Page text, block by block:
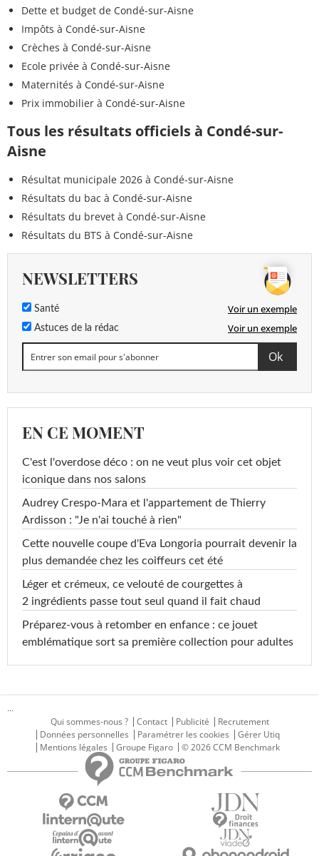
Dette et budget de Condé-sur-Aisne
Impôts à Condé-sur-Aisne
Crèches à Condé-sur-Aisne
Ecole privée à Condé-sur-Aisne
Maternités à Condé-sur-Aisne
Prix immobilier à Condé-sur-Aisne
Tous les résultats officiels à Condé-sur-
Aisne
Résultat municipale 2026 à Condé-sur-Aisne
Résultats du bac à Condé-sur-Aisne
Résultats du brevet à Condé-sur-Aisne
Résultats du BTS à Condé-sur-Aisne
NEWSLETTERS
Santé Voir un exemple
Astuces de la rédac Voir un exemple
EN CE MOMENT
C'est l'overdose déco : on ne veut plus voir cet objet
iconique dans nos salons
Audrey Crespo-Mara et l'appartement de Thierry
Ardisson : "Je n'ai touché à rien"
Cette nouvelle coupe d'Eva Longoria pourrait devenir la
plus demandée chez les coiffeurs cet été
Léger et crémeux, ce velouté de courgettes à
2 ingrédients passe tout seul quand il fait chaud
Préparez-vous à retomber en enfance : ce jouet
emblématique sort sa première collection pour adultes
...
Qui sommes-nous ?
Contact Publicité
Recrutement
Données personnelles
Paramétrer les cookies
Gérer Utiq
Mentions légales
Groupe Figaro © 2026 CCM Benchmark